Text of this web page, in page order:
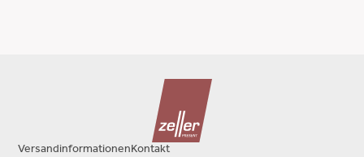
VersandinformationenKontakt